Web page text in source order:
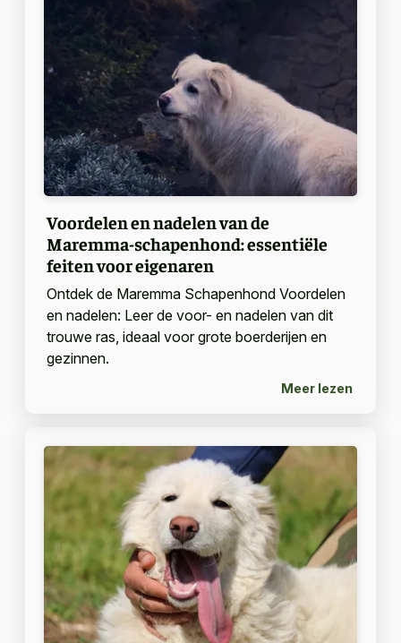
Voordelen en nadelen van de
Maremma-schapenhond: essentiële
feiten voor eigenaren
Ontdek de Maremma Schapenhond Voordelen
en nadelen: Leer de voor- en nadelen van dit
trouwe ras, ideaal voor grote boerderijen en
gezinnen.
Meer lezen